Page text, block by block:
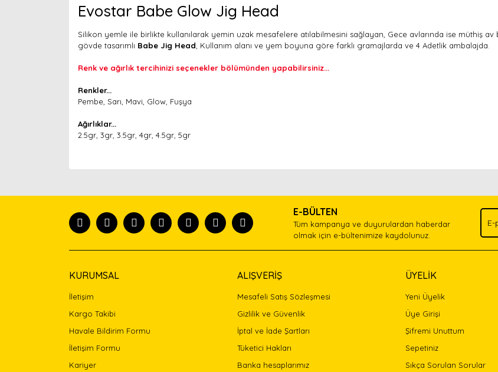
Evostar Babe Glow Jig Head
Silikon yemle ile birlikte kullanılarak yemin uzak mesafelere atılabilmesini sağlayan, Gece avlarında ise müthiş
gövde tasarımlı Babe Jig Head , Kullanım alanı ve yem boyuna göre farklı gramajlarda ve 4 Adetlik ambalajda.
Renk ve ağırlık tercihinizi seçenekler bölümünden yapabilirsiniz...
Renkler...
Pembe, Sarı, Mavi, Glow, Fuşya
Ağırlıklar...
2.5gr, 3gr, 3.5gr, 4gr, 4.5gr, 5gr
Ürün açıklamasında eksik bilgiler bulunuyor.
Bu ürüne benzer farklı alternatifler olmalı.
Gönder
E-BÜLTEN
Tüm kampanya ve duyurulardan haberdar
olmak için e-bültenimize kaydolunuz.
KURUMSAL
İletişim
Kargo Takibi
Havale Bildirim Formu
İletişim Formu
Kariyer
ALIŞVERİŞ
Mesafeli Satış Sözleşmesi
Gizlilik ve Güvenlik
İptal ve İade Şartları
Tüketici Hakları
Banka hesaplarımız
ÜYELİK
Yeni Üyelik
Üye Girişi
Şifremi Unuttum
Sepetiniz
Sıkça Sorulan Sorular